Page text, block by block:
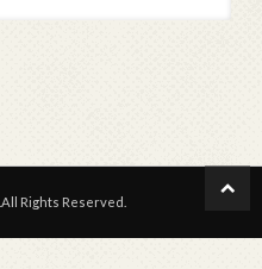
.All Rights Reserved.